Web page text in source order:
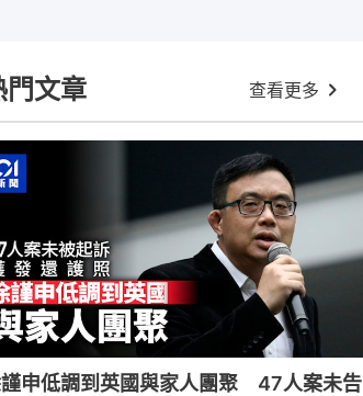
門文章 查看更多
申低調到英國與家人團聚 47人案未告